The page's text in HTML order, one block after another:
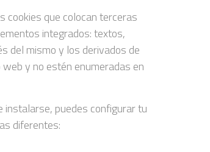
cookies que colocan terceras
integrados: textos,
del mismo y los derivados de
y no estén enumeradas en
instalarse, puedes configurar tu
diferentes: